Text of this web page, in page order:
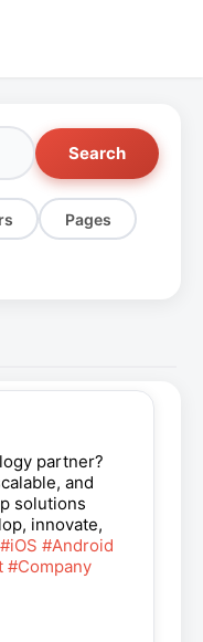
Search
Pages
partner?
and
solutions
innovate,
#iOS #Android
#Company